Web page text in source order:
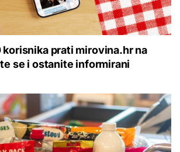
korisnika prati mirovina.hr na
se i ostanite informirani